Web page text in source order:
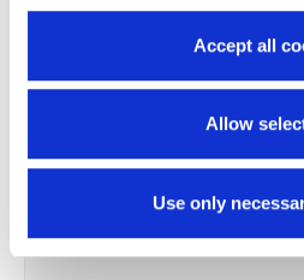
Accept all
Allow
Use only
Prodotti
Terminato